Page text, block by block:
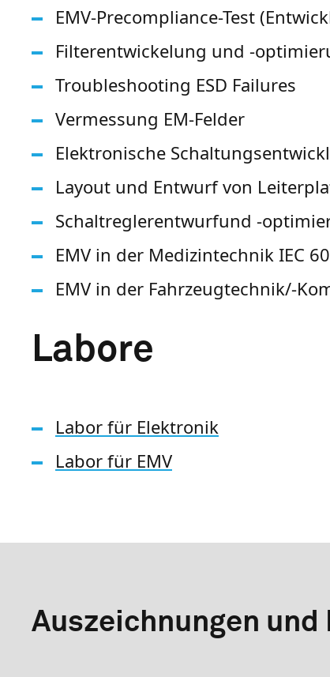
EMV-Precompliance-Test
Filterentwickelung und -
Troubleshooting ESD Failures
Vermessung EM-Felder
Elektronische
Layout und Entwurf von
Schaltreglerentwurfund -
EMV in der Medizintechnik IEC
EMV in der Fahrzeugtechnik/-
Labore
Labor für Elektronik
Labor für EMV
Auszeichnungen